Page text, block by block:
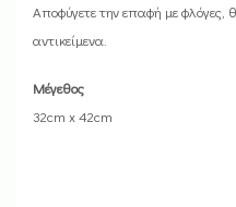
Αποφύγετε την επαφή με φλόγες,
αντικείμενα.
Μέγεθος
32cm x 42cm